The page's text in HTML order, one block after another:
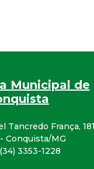
Municipal de
Tancredo França, 181
Conquista/MG
3353-1228